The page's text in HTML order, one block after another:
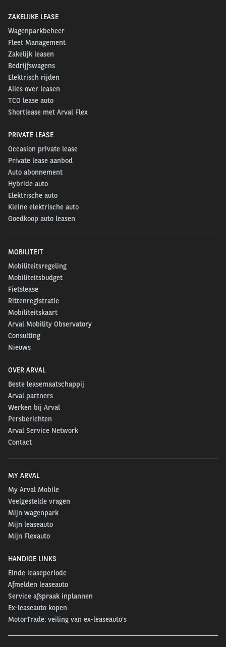
ZAKELIJKE LEASE
Wagenparkbeheer
Fleet Management
Zakelijk leasen
Bedrijfswagens
Elektrisch rijden
Alles over leasen
TCO lease auto
Shortlease met Arval Flex
PRIVATE LEASE
Occasion private lease
Private lease aanbod
Auto abonnement
Hybride auto
Elektrische auto
Kleine elektrische auto
Goedkoop auto leasen
MOBILITEIT
Mobiliteitsregeling
Mobiliteitsbudget
Fietslease
Rittenregistratie
Mobiliteitskaart
Arval Mobility Observatory
Consulting
Nieuws
OVER ARVAL
Beste leasemaatschappij
Arval partners
Werken bij Arval
Persberichten
Arval Service Network
Contact
MY ARVAL
My Arval Mobile
Veelgestelde vragen
Mijn wagenpark
Mijn leaseauto
Mijn Flexauto
HANDIGE LINKS
Einde leaseperiode
Afmelden leaseauto
Service afspraak inplannen
Ex-leaseauto kopen
MotorTrade: veiling van ex-leaseauto’s